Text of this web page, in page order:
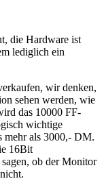
die Hardware ist
lediglich ein
wir denken,
sehen werden, wie
das 10000 FF-
wichtige
mehr als 3000,- DM.
16Bit
ob der Monitor